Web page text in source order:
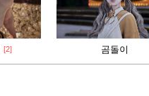
[2] 곰돌이